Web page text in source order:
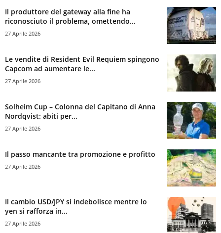
Il produttore del gateway alla fine ha
riconosciuto il problema, omettendo...
27 Aprile 2026
Le vendite di Resident Evil Requiem spingono
Capcom ad aumentare le...
27 Aprile 2026
Solheim Cup – Colonna del Capitano di Anna
Nordqvist: abiti per...
27 Aprile 2026
Il passo mancante tra promozione e profitto
27 Aprile 2026
Il cambio USD/JPY si indebolisce mentre lo
yen si rafforza in...
27 Aprile 2026